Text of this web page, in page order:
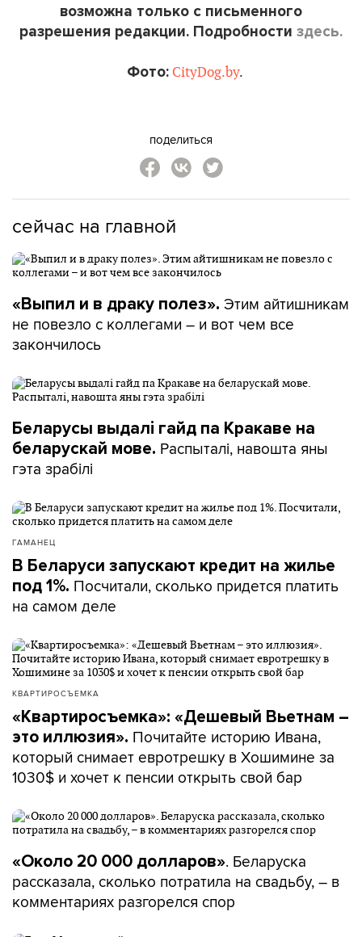
возможна только с письменного
разрешения редакции. Подробности здесь.
Фото: CityDog.by.
поделиться
сейчас на главной
«Выпил и в драку полез». Этим айтишникам
не повезло с коллегами – и вот чем все
закончилось
Беларусы выдалі гайд па Кракаве на
беларускай мове. Распыталі, навошта яны
гэта зрабілі
ГАМАНЕЦ
В Беларуси запускают кредит на жилье
под 1%. Посчитали, сколько придется платить
на самом деле
КВАРТИРОСЪЕМКА
«Квартиросъемка»: «Дешевый Вьетнам –
это иллюзия». Почитайте историю Ивана,
который снимает евротрешку в Хошимине за
1030$ и хочет к пенсии открыть свой бар
«Около 20 000 долларов». Беларуска
рассказала, сколько потратила на свадьбу, – в
комментариях разгорелся спор